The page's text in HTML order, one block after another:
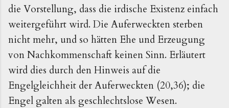
die Vorstellung, dass die irdische Existenz einfach
weitergeführt wird. Die Auferweckten sterben
nicht mehr, und so hätten Ehe und Erzeugung
von Nachkommenschaft keinen Sinn. Erläutert
wird dies durch den Hinweis auf die
Engelgleichheit der Auferweckten (20,36); die
Engel galten als geschlechtslose Wesen.